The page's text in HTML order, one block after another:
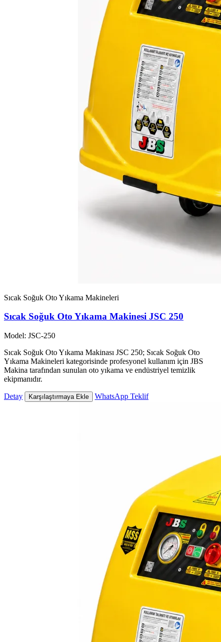
Sıcak Soğuk Oto Yıkama Makineleri
Sıcak Soğuk Oto Yıkama Makinesi JSC 250
Model: JSC-250
Sıcak Soğuk Oto Yıkama Makinası JSC 250; Sıcak Soğuk Oto
Yıkama Makineleri kategorisinde profesyonel kullanım için JBS
Makina tarafından sunulan oto yıkama ve endüstriyel temizlik
ekipmanıdır.
Detay Karşılaştırmaya Ekle WhatsApp Teklif